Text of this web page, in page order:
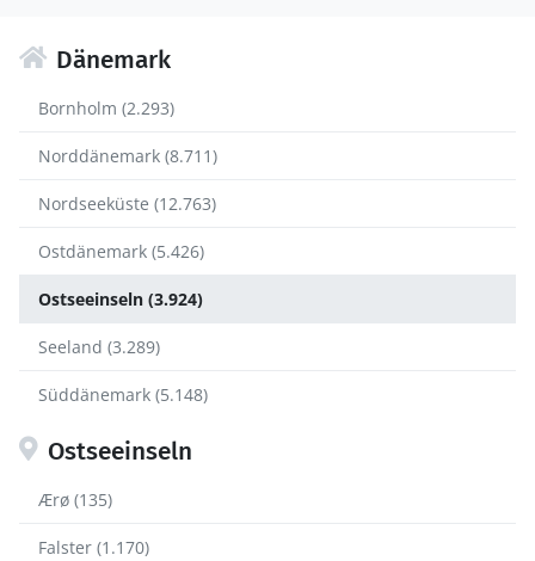
Dänemark
Bornholm (2.293)
Norddänemark (8.711)
Nordseeküste (12.763)
Ostdänemark (5.426)
Ostseeinseln (3.924)
Seeland (3.289)
Süddänemark (5.148)
Ostseeinseln
Ærø (135)
Falster (1.170)